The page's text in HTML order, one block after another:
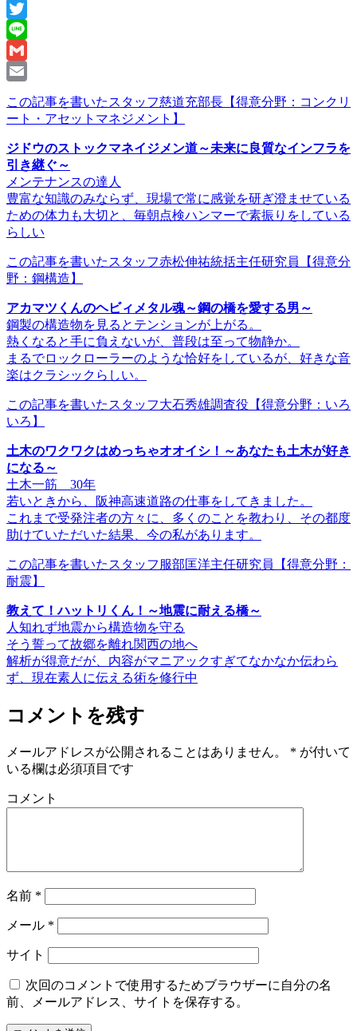
Facebook
Twitter
Line
Gmail
この記事を書いたスタッフ慈道充部長 【得意分野：コンクリ
ート・アセットマネジメント】
ジドウのストックマネイジメン道～未来に良質なインフラを
引き継ぐ～
メンテナンスの達人
豊富な知識のみならず、現場で常に感覚を研ぎ澄ませている
ための体力も大切と、毎朝点検ハンマーで素振りをしている
らしい
この記事を書いたスタッフ赤松伸祐統括主任研究員
【得意分
野：鋼構造】
アカマツくんのヘビィメタル魂～鋼の橋を愛する男～
鋼製の構造物を見るとテンションが上がる。
熱くなると手に負えないが、普段は至って物静か。
まるでロックローラーのような恰好をしているが、好きな音
楽はクラシックらしい。
この記事を書いたスタッフ大石秀雄調査役 【得意分野：いろ
いろ】
土木のワクワクはめっちゃオオイシ！～あなたも土木が好き
になる～
土木一筋 30年
若いときから、阪神高速道路の仕事をしてきました。
これまで受発注者の方々に、多くのことを教わり、その都度
助けていただいた結果、今の私があります。
この記事を書いたスタッフ 服部匡洋主任研究員
【得意分野：
耐震】
教えて！ハットリくん！～地震に耐える橋～
人知れず地震から構造物を守る
そう誓って故郷を離れ関西の地へ
解析が得意だが、内容がマニアックすぎてなかなか伝わら
ず、現在素人に伝える術を修行中
コメントを残す
メールアドレスが公開されることはありません。 * が付いて
いる欄は必須項目です
コメント
名前 *
メール *
サイト
次回のコメントで使用するためブラウザーに自分の名
前、メールアドレス、サイトを保存する。